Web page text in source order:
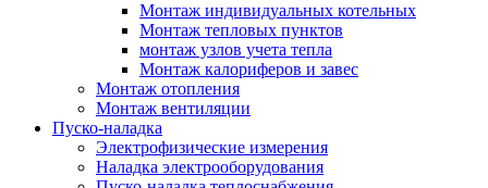
Монтаж индивидуальных котельных
Монтаж тепловых пунктов
монтаж узлов учета тепла
Монтаж калориферов и завес
Монтаж отопления
Монтаж вентиляции
Пуско-наладка
Электрофизические измерения
Наладка электрооборудования